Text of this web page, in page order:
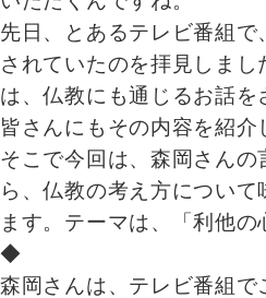
先日、とあるテレビ番組
されていたのを拝見しまし
は、仏教にも通じるお話を
皆さんにもその内容を紹介
そこで今回は、森岡さん
ら、仏教の考え方につい
ます。テーマは、「利他の
◆
森岡さんは、テレビ番組で